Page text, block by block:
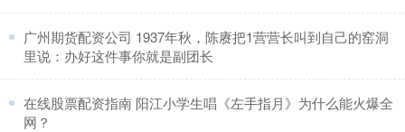
​广州期货配资公司 1937年秋，陈赓把1营营长叫到自己的窑洞
里说：办好这件事你就是副团长
​在线股票配资指南 阳江小学生唱《左手指月》为什么能火爆全
网？